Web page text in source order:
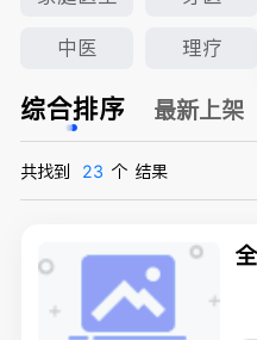
中医 理疗
综合排序 最新上架
共找到 23 个 结果